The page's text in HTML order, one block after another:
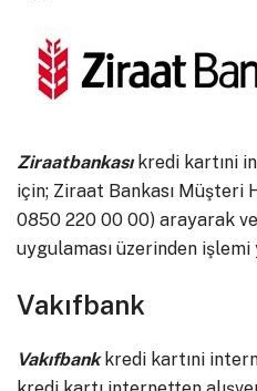
Ziraatbankası kredi kartıni
için; Ziraat Bankası
0850 220 00 00) arayarak
uygulaması üzerinden
Vakıfbank
Vakıfbank kredi kartıni